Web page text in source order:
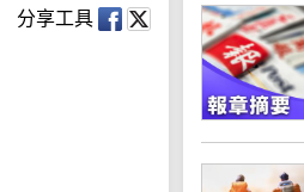
h
分享工具